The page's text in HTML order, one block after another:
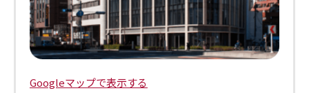
Googleマップで表示する